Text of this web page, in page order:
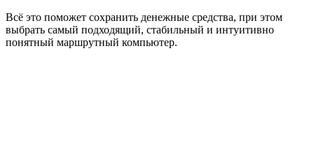
Всё это поможет сохранить денежные средства, при этом
выбрать самый подходящий, стабильный и интуитивно
понятный маршрутный компьютер.